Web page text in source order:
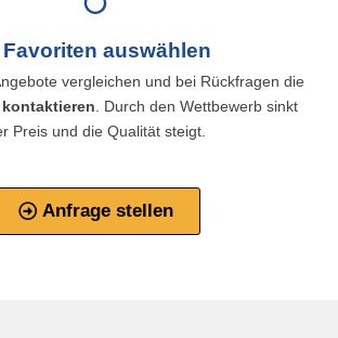
Favoriten auswählen
vergleichen und bei Rückfragen die
. Durch den Wettbewerb sinkt
Preis und die Qualität steigt.​
Anfrage stellen